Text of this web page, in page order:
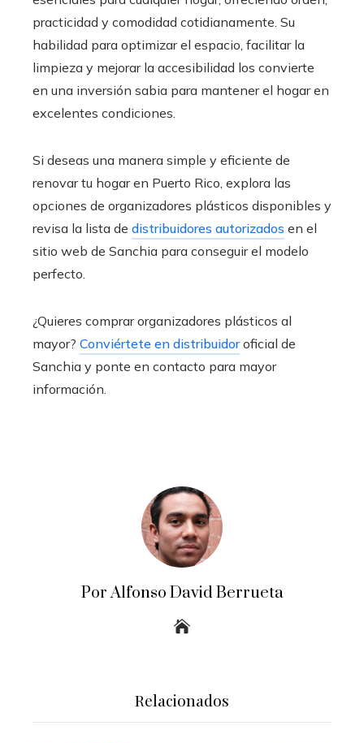
practicidad y comodidad cotidianamente. Su
habilidad para optimizar el espacio, facilitar la
limpieza y mejorar la accesibilidad los convierte
en una inversión sabia para mantener el hogar en
excelentes condiciones.
Si deseas una manera simple y eficiente de
renovar tu hogar en Puerto Rico, explora las
opciones de organizadores plásticos disponibles y
revisa la lista de distribuidores autorizados en el
sitio web de Sanchia para conseguir el modelo
perfecto.
¿Quieres comprar organizadores plásticos al
mayor? Conviértete en distribuidoroficial de
Sanchia y ponte en contacto para mayor
información.
Por Alfonso David Berrueta
Relacionados